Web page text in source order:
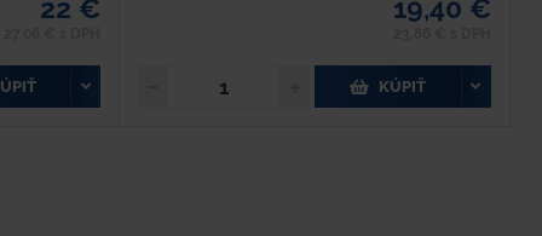
22 € 19,40 €
KÚPIŤ